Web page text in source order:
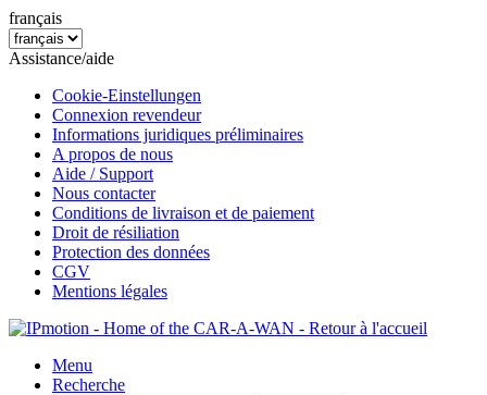
français
Assistance/aide
Cookie-Einstellungen
Connexion revendeur
Informations juridiques préliminaires
A propos de nous
Aide / Support
Nous contacter
Conditions de livraison et de paiement
Droit de résiliation
Protection des données
CGV
Mentions légales
Menu
Recherche